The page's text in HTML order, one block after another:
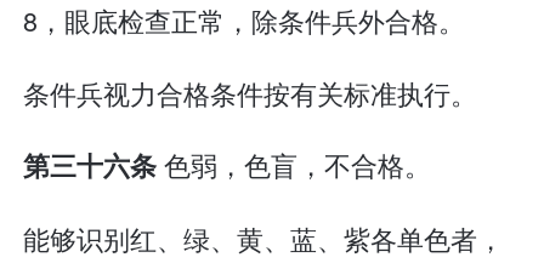
8，眼底检查正常，除条件兵外合格。
条件兵视力合格条件按有关标准执行。
第三十六条色弱，色盲，不合格。
能够识别红、绿、黄、蓝、紫各单色者，